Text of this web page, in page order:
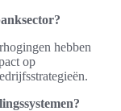
hebben
op